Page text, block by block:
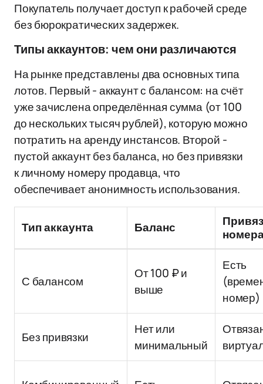
Покупатель получает доступ к рабочей среде
без бюрократических задержек.
Типы аккаунтов: чем они различаются
На рынке представлены два основных типа
лотов. Первый - аккаунт с балансом: на счёт
уже зачислена определённая сумма (от 100
до нескольких тысяч рублей), которую можно
потратить на аренду инстансов. Второй -
пустой аккаунт без баланса, но без привязки
к личному номеру продавца, что
обеспечивает анонимность использования.
Тип аккаунта Баланс
С балансом
От 100 ₽ и
выше
Есть
номер)
Без привязки
Нет или
минимальный